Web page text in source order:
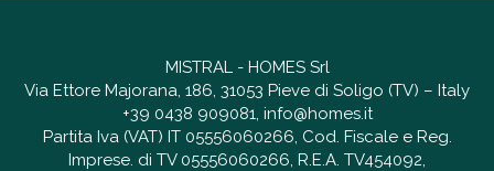
MISTRAL - HOMES Srl
Via Ettore Majorana, 186, 31053 Pieve di Soligo (TV) – Italy
+39 0438 909081, info@homes.it
Partita Iva (VAT) IT 05556060266, Cod. Fiscale e Reg.
Imprese. di TV 05556060266, R.E.A. TV454092,